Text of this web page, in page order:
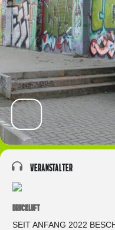
Veranstalter
DRUCKLUFT
SEIT ANFANG 2022